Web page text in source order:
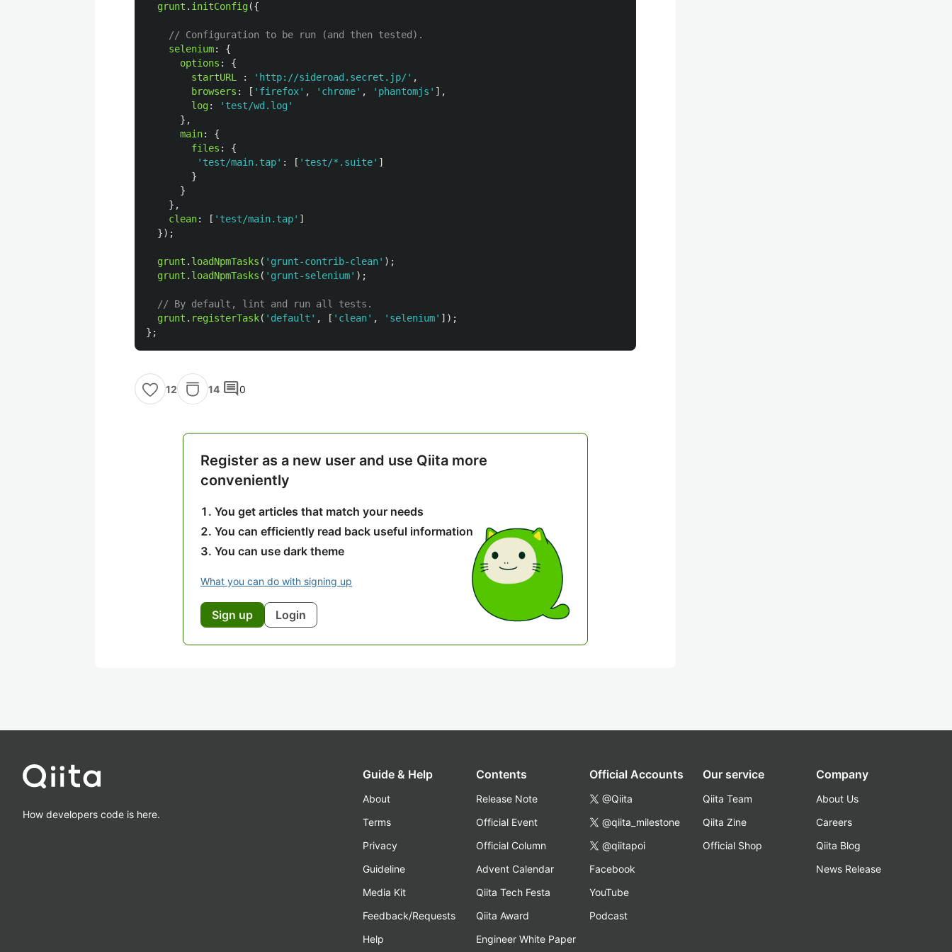
grunt . initConfig({
// Configuration to be run (and then tested).
selenium:
{
options :
{
startURL
: ' http://sideroad.secret.jp/' ,
browsers : [ ' firefox' , ' chrome' , ' phantomjs ' ],
log: ' test/wd.log '
},
main:
{
files :
{
' test/main.tap' : [ ' test/*.suite' ]
}
}
},
clean: [ ' test/main.tap' ]
});
grunt . loadNpmTasks ( ' grunt-contrib-clean' );
grunt . loadNpmTasks ( ' grunt-selenium' );
// By default, lint and run all tests.
grunt . registerTask( ' default ' , [ ' clean' , ' selenium' ]);
};
12 14 comment0
Register as a new user and use Qiita more
conveniently
You get articles that match your needs
You can efficiently read back useful information
You can use dark theme
What you can do with signing up
Sign up Login
How developers code is here.
Guide & Help
About
Terms
Privacy
Guideline
Media Kit
Feedback/Requests
Help
Contents
Release Note
Official Event
Official Column
Advent Calendar
Qiita Tech Festa
Qiita Award
Engineer White Paper
Official Accounts
@Qiita
@qiita_milestone
@qiitapoi
Facebook
YouTube
Podcast
Our service
Qiita Team
Qiita Zine
Official Shop
Company
About Us
Careers
Qiita Blog
News Release